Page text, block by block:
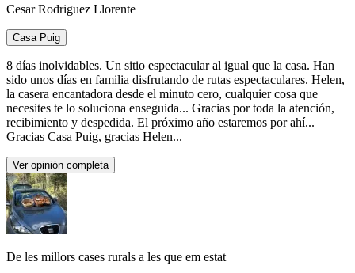
Cesar Rodriguez Llorente
Casa Puig
8 días inolvidables. Un sitio espectacular al igual que la casa. Han
sido unos días en familia disfrutando de rutas espectaculares. Helen,
la casera encantadora desde el minuto cero, cualquier cosa que
necesites te lo soluciona enseguida... Gracias por toda la atención,
recibimiento y despedida. El próximo año estaremos por ahí...
Gracias Casa Puig, gracias Helen...
Ver opinión completa
De les millors cases rurals a les que em estat